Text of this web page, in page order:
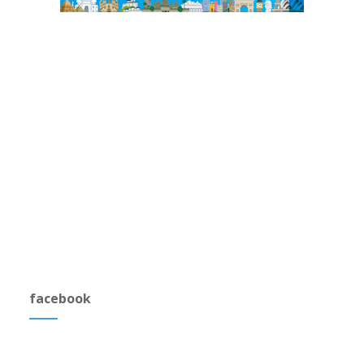
facebook